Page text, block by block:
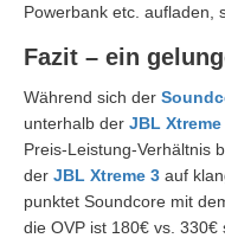
Powerbank etc. aufladen,
Fazit – ein
Während sich der
unterhalb der JBL Xtreme
Preis-Leistung-Verhältnis
der JBL Xtreme 3 auf
punktet Soundcore mit
die OVP ist 180€ vs. 330€